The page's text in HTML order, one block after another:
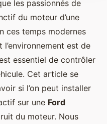
les passionnés de
du moteur d’une
ces temps modernes
est de
essentiel de contrôler
Cet article se
si l’on peut installer
sur une Ford
du moteur. Nous